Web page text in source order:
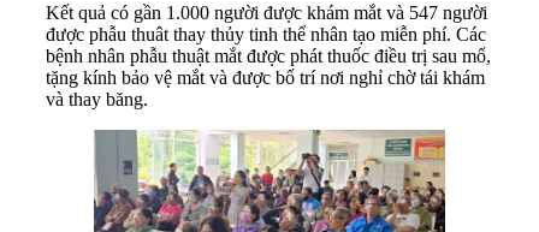
Kết quả có gần 1.000 người được khám mắt và 547 người
được phẫu thuât thay thủy tinh thể nhân tạo miễn phí. Các
bệnh nhân phẫu thuật mắt được phát thuốc điều trị sau mổ,
tặng kính bảo vệ mắt và được bố trí nơi nghỉ chờ tái khám
và thay băng.